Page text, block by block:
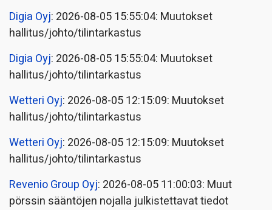
Digia Oyj: 2026-08-05 15:55:04: Muutokset
hallitus/johto/tilintarkastus
Digia Oyj: 2026-08-05 15:55:04: Muutokset
hallitus/johto/tilintarkastus
Wetteri Oyj: 2026-08-05 12:15:09: Muutokset
hallitus/johto/tilintarkastus
Wetteri Oyj: 2026-08-05 12:15:09: Muutokset
hallitus/johto/tilintarkastus
Revenio Group Oyj: 2026-08-05 11:00:03: Muut
pörssin sääntöjen nojalla julkistettavat tiedot